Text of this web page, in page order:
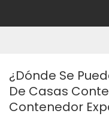
¿Dónde Se
De Casas
Contenedor